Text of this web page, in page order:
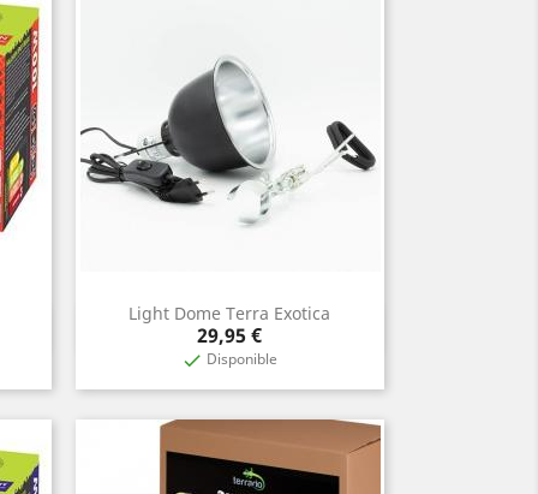
Light Dome Terra Exotica
Prix
29,95 €
 Disponible
 Aperçu rapide